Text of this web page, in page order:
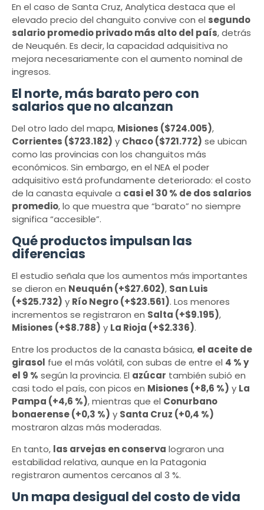
En el caso de Santa Cruz, Analytica destaca que el
elevado precio del changuito convive con el segundo
salario promedio privado más alto del país, detrás
de Neuquén. Es decir, la capacidad adquisitiva no
mejora necesariamente con el aumento nominal de
ingresos.
El norte, más barato pero con
salarios que no alcanzan
Del otro lado del mapa, Misiones ($724.005),
Corrientes ($723.182) y Chaco ($721.772) se ubican
como las provincias con los changuitos más
económicos. Sin embargo, en el NEA el poder
adquisitivo está profundamente deteriorado: el costo
de la canasta equivale a casi el 30 % de dos salarios
promedio, lo que muestra que “barato” no siempre
significa “accesible”.
Qué productos impulsan las
diferencias
El estudio señala que los aumentos más importantes
se dieron en Neuquén (+$27.602), San Luis
(+$25.732) y Río Negro (+$23.561). Los menores
incrementos se registraron en Salta (+$9.195),
Misiones (+$8.788) y La Rioja (+$2.336).
Entre los productos de la canasta básica, el aceite de
girasol fue el más volátil, con subas de entre el 4 % y
el 9 % según la provincia. El azúcar también subió en
casi todo el país, con picos en Misiones (+8,6 %) y La
Pampa (+4,6 %), mientras que el Conurbano
bonaerense (+0,3 %) y Santa Cruz (+0,4 %)
mostraron alzas más moderadas.
En tanto, las arvejas en conserva lograron una
estabilidad relativa, aunque en la Patagonia
registraron aumentos cercanos al 3 %.
Un mapa desigual del costo de vida